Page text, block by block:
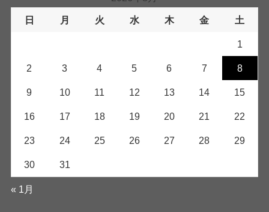
日 月 火 水 木 金 土
1
2 3 4 5 6 7 8
9 10 11 12 13 14 15
16 17 18 19 20 21 22
23 24 25 26 27 28 29
30 31
« 1月